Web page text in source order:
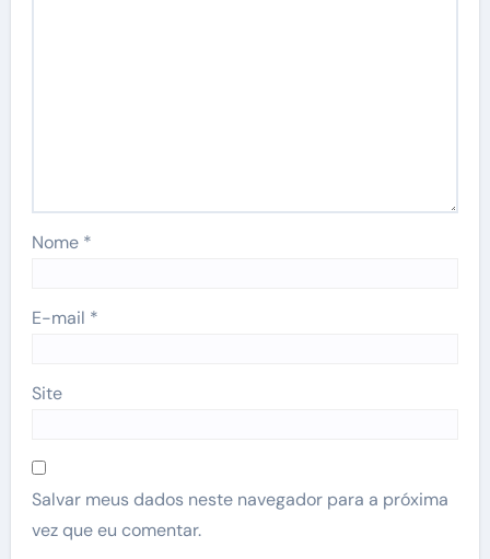
Nome *
E-mail *
Site
Salvar meus dados neste navegador para a próxima
vez que eu comentar.